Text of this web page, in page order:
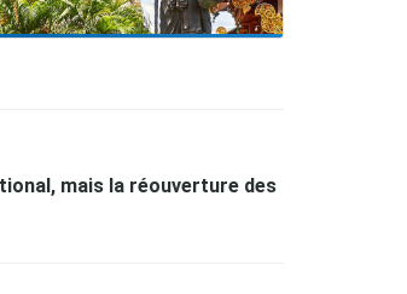
mais la réouverture des